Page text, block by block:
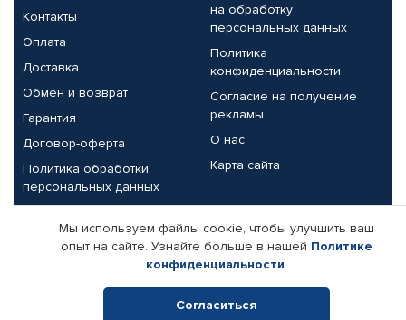
Контакты
Оплата
Доставка
Обмен и возврат
Гарантия
Договор-оферта
Политика обработки
персональных данных
на обработку
персональных данных
Политика
конфиденциальности
Согласие на получение
рекламы
О нас
Карта сайта
Партнерам
Корпоративным клиентам
Поставщикам
Реквизиты компании
Мы используем файлы cookie, чтобы улучшить ваш
опыт на сайте. Узнайте больше в нашей Политике
конфиденциальности.
Согласиться